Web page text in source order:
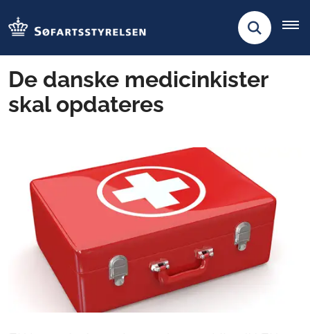
De danske medicinkister
skal opdateres